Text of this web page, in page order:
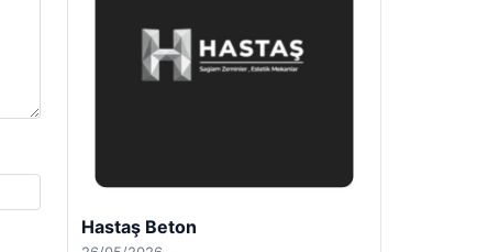
Enes Kaplan Avukatlık Bürosu